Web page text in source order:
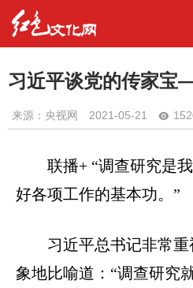
习近平谈党的传家
来源：央视网 2021-05-21
联播+ “调查研究是
好各项工作的基本功。”
习近平总书记非常
象地比喻道：“调查研究